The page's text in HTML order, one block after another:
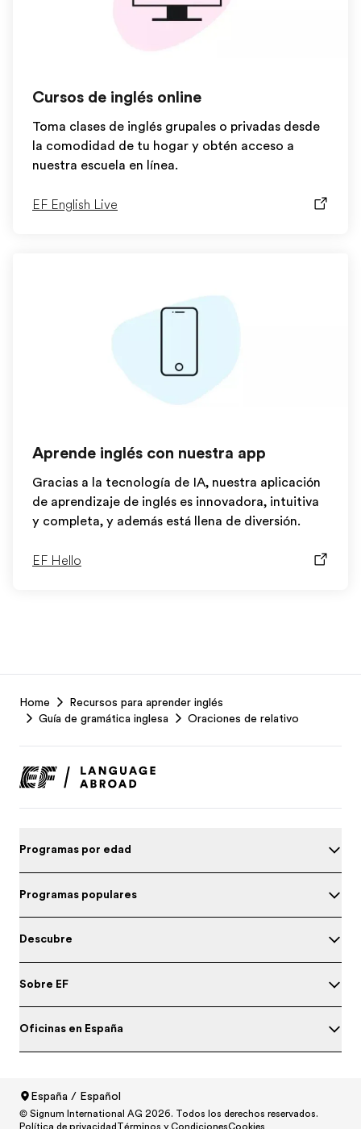
Prueba tu nivel de inglés
Cursos de inglés online
Toma clases de inglés grupales o privadas desde
la comodidad de tu hogar y obtén acceso a
nuestra escuela en línea.
EF English Live
Aprende inglés con nuestra app
Gracias a la tecnología de IA, nuestra aplicación
de aprendizaje de inglés es innovadora, intuitiva
y completa, y además está llena de diversión.
EF Hello
Footer
Home
Recursos para aprender inglés
Guía de gramática inglesa
Oraciones de relativo
Programas por edad
Programas populares
Descubre
Sobre EF
Oficinas en España
España / Español
North America/Canada / English
© Signum International AG 2026. Todos los derechos reservados.
Política de privacidadTérminos y CondicionesCookies